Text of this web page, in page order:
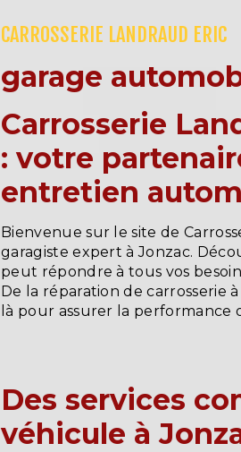
CARROSSERIE LANDRAUD ERIC
garage
Carrosserie
: votre
entretien
Bienvenue sur le site de
garagiste expert à Jonzac.
peut répondre à tous vos
De la réparation de carrosserie
là pour assurer la
Des services
véhicule à